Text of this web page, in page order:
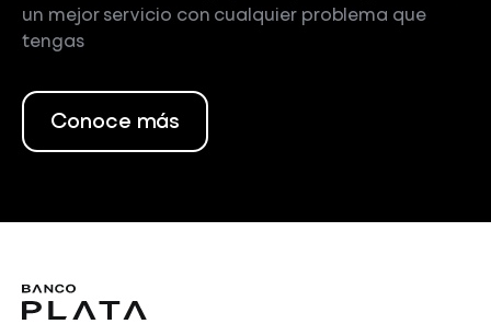
un mejor servicio con cualquier problema que
tengas
Conoce más